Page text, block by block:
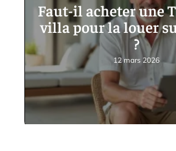
Faut-il acheter une
villa pour la louer
?
12 mars 2026